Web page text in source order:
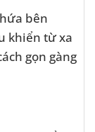
bên
khiển từ xa
gọn gàng